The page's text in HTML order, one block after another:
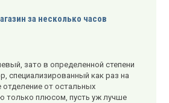
за несколько часов
зато в определенной степени
специализированный как раз на
отделение от остальных
только плюсом, пусть уж лучше